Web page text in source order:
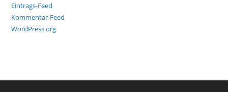
Eintrags-Feed
Kommentar-Feed
WordPress.org